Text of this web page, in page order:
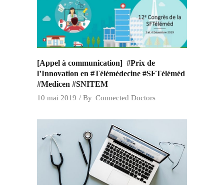
[Appel à communication] #Prix de
l’Innovation en #Télémédecine #SFTéléméd
#Medicen #SNITEM
10 mai 2019 By Connected Doctors